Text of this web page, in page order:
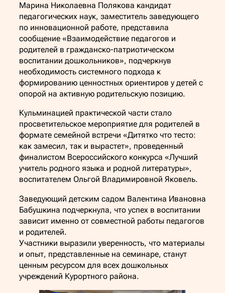
Марина Николаевна Полякова кандидат
педагогических наук, заместитель заведующего
по инновационной работе, представила
сообщение «Взаимодействие педагогов и
родителей в гражданско-патриотическом
воспитании дошкольников», подчеркнув
необходимость системного подхода к
формированию ценностных ориентиров у детей с
опорой на активную родительскую позицию.
Кульминацией практической части стало
просветительское мероприятие для родителей в
формате семейной встречи «Дитятко что тесто:
как замесил, так и вырастет», проведенный
финалистом Всероссийского конкурса «Лучший
учитель родного языка и родной литературы»,
воспитателем Ольгой Владимировной Яковель.
Заведующий детским садом Валентина Ивановна
Бабушкина подчеркнула, что успех в воспитании
зависит именно от совместной работы педагогов
и родителей.
Участники выразили уверенность, что материалы
и опыт, представленные на семинаре, станут
ценным ресурсом для всех дошкольных
учреждений Курортного района.